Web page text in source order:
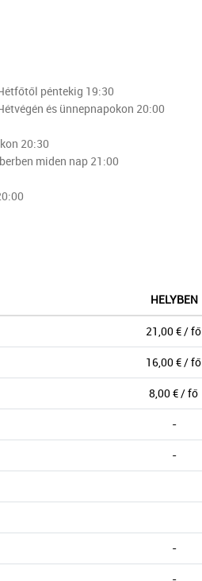
péntekig 19:30
és ünnepnapokon 20:00
20:30
miden nap 21:00
HELYBEN
21,00 € / fő
16,00 € / fő
8,00 € / fő
-
-
-